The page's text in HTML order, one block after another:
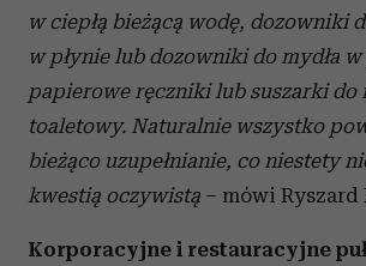
w ciepłą bieżącą wodę, dozowniki
w płynie lub dozowniki do mydła
papierowe ręczniki lub suszarki do
toaletowy. Naturalnie wszystko
bieżąco uzupełnianie, co niestety
kwestią oczywistą – mówi Ryszard
Korporacyjne i restauracyjne